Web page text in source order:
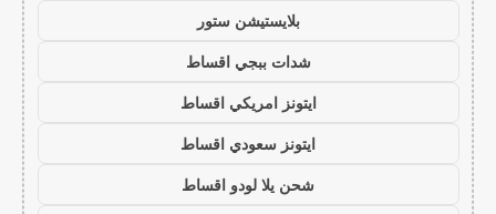
بلايستيشن ستور
شدات ببجي اقساط
ايتونز امريكي اقساط
ايتونز سعودي اقساط
شحن يلا لودو اقساط